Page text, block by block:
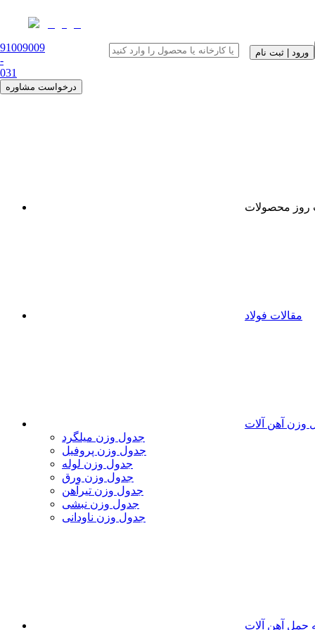
91009009
-
031
درخواست مشاوره
ورود | ثبت نام
روز محصولات
مقالات فولاد
وزن آهن آلات
جدول وزن میلگرد
جدول وزن پروفیل
جدول وزن لوله
جدول وزن ورق
جدول وزن تیرآهن
جدول وزن نبشی
جدول وزن ناودانی
حمل آهن آلات